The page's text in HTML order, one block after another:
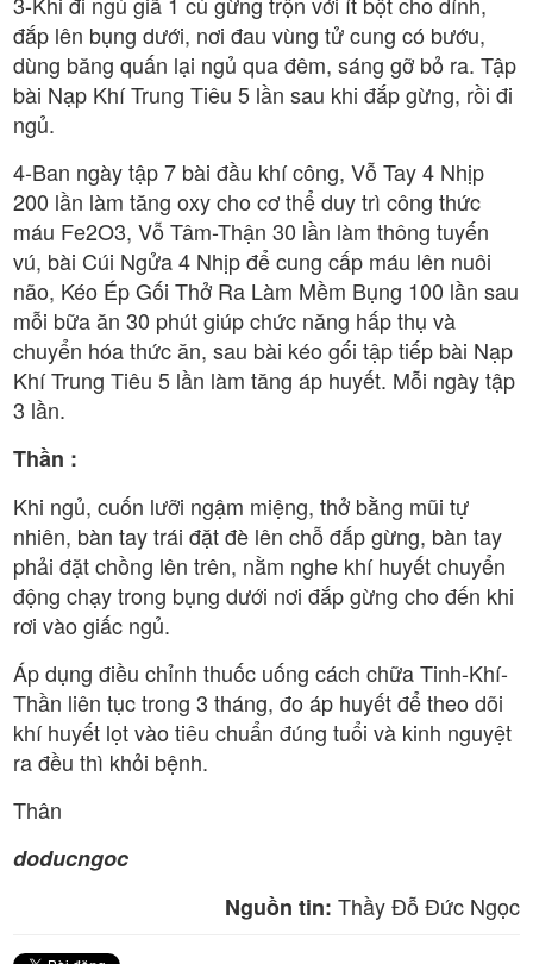
đắp lên bụng dưới, nơi đau vùng tử cung có bướu,
dùng băng quấn lại ngủ qua đêm, sáng gỡ bỏ ra. Tập
bài Nạp Khí Trung Tiêu 5 lần sau khi đắp gừng, rồi đi
ngủ.
4-Ban ngày tập 7 bài đầu khí công, Vỗ Tay 4 Nhịp
200 lần làm tăng oxy cho cơ thể duy trì công thức
máu Fe2O3, Vỗ Tâm-Thận 30 lần làm thông tuyến
vú, bài Cúi Ngửa 4 Nhịp để cung cấp máu lên nuôi
não, Kéo Ép Gối Thở Ra Làm Mềm Bụng 100 lần sau
mỗi bữa ăn 30 phút giúp chức năng hấp thụ và
chuyển hóa thức ăn, sau bài kéo gối tập tiếp bài Nạp
Khí Trung Tiêu 5 lần làm tăng áp huyết. Mỗi ngày tập
3 lần.
Thần :
Khi ngủ, cuốn lưỡi ngậm miệng, thở bằng mũi tự
nhiên, bàn tay trái đặt đè lên chỗ đắp gừng, bàn tay
phải đặt chồng lên trên, nằm nghe khí huyết chuyển
động chạy trong bụng dưới nơi đắp gừng cho đến khi
rơi vào giấc ngủ.
Áp dụng điều chỉnh thuốc uống cách chữa Tinh-Khí-
Thần liên tục trong 3 tháng, đo áp huyết để theo dõi
khí huyết lọt vào tiêu chuẩn đúng tuổi và kinh nguyệt
ra đều thì khỏi bệnh.
Thân
doducngoc
Nguồn tin: Thầy Đỗ Đức Ngọc